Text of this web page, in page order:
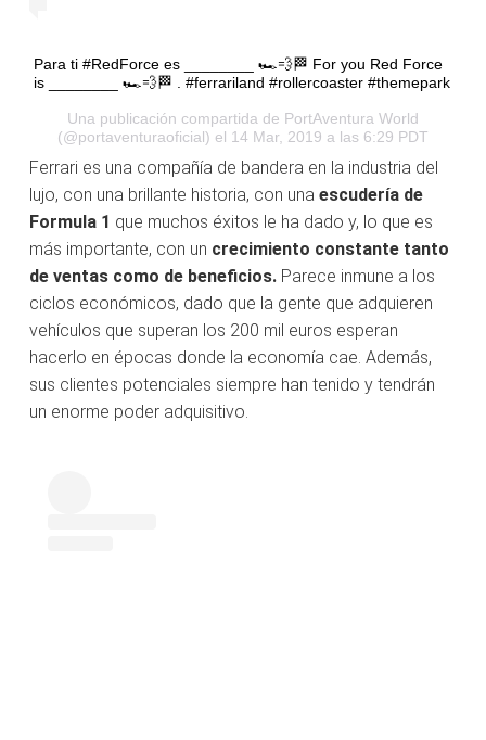
Para ti #RedForce es ________ 🏎💨🏁 For you Red Force
is ________ 🏎💨🏁 . #ferrariland #rollercoaster #themepark
Una publicación compartida de PortAventura World
(@portaventuraoficial) el 14 Mar, 2019 a las 6:29 PDT
Ferrari es una compañía de bandera en la industria del
lujo, con una brillante historia, con una escudería de
Formula 1 que muchos éxitos le ha dado y, lo que es
más importante, con un crecimiento constante tanto
de ventas como de beneficios. Parece inmune a los
ciclos económicos, dado que la gente que adquieren
vehículos que superan los 200 mil euros esperan
hacerlo en épocas donde la economía cae. Además,
sus clientes potenciales siempre han tenido y tendrán
un enorme poder adquisitivo.